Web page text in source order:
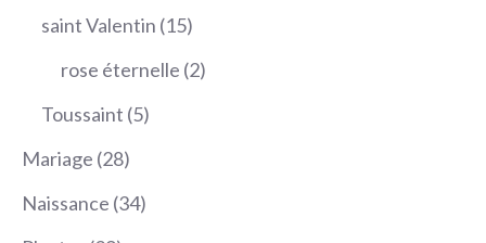
produit
saint Valentin 1515
produits
rose éternelle 22
Toussaint 55
Mariage 2828
produits
Naissance 3434